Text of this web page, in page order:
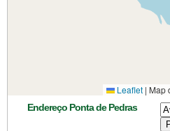
Leaflet | Map
Endereço Ponta de Pedras